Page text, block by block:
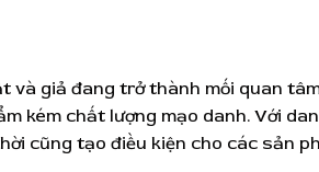
và giả đang trở thành mối quan
kém chất lượng mạo danh. Với
cũng tạo điều kiện cho các sản